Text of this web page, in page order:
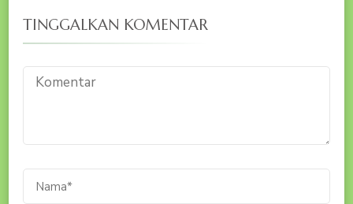
TINGGALKAN KOMENTAR